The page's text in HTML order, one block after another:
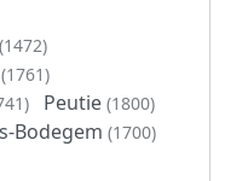
(1472)
(1761)
Peutie (1800)
Bodegem (1700)